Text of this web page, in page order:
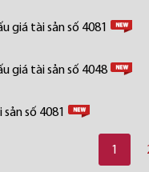
giá tài sản số 4081
giá tài sản số 4048
số 4081
1